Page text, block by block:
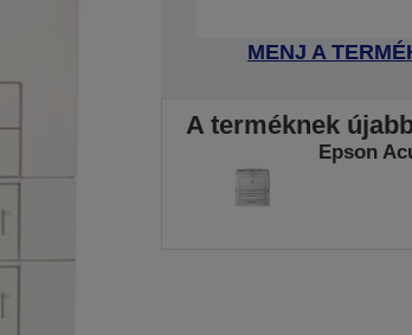
MENJ A
A terméknek
Epson